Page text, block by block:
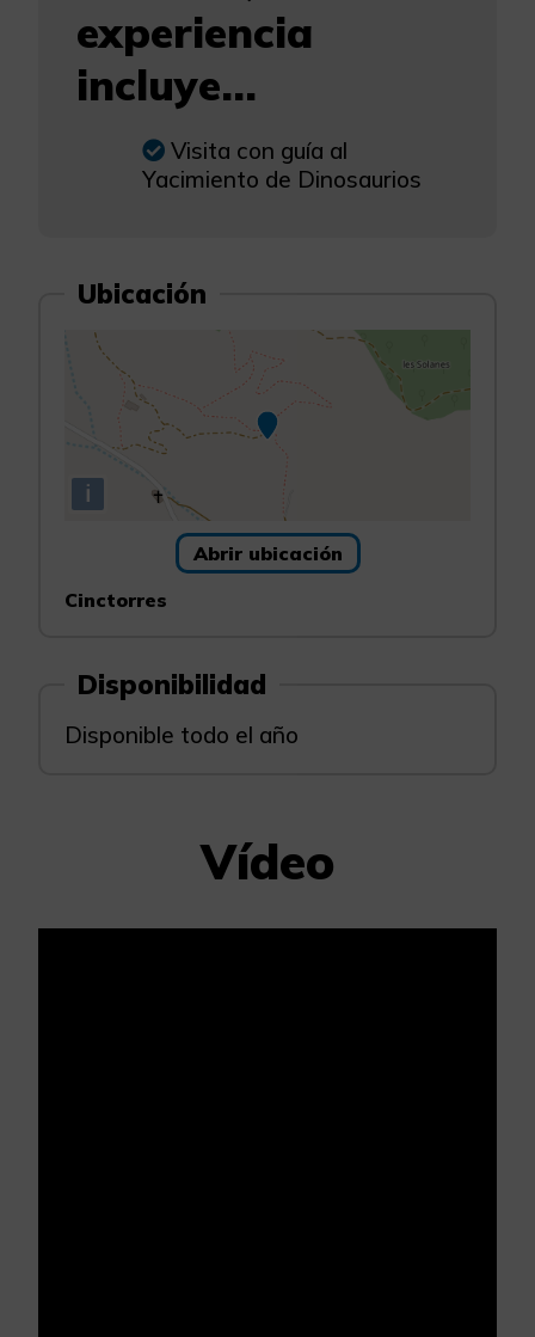
experiencia
incluye...
Visita con guía al
Yacimiento de Dinosaurios
Ubicación
i
Abrir ubicación
Cinctorres
Disponibilidad
Disponible todo el año
Vídeo